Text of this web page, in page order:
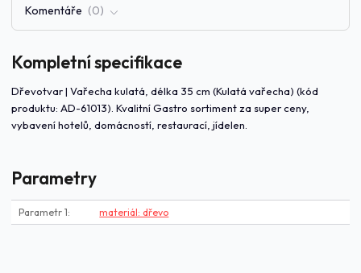
Komentáře 0
Kompletní specifikace
Dřevotvar | Vařecha kulatá, délka 35 cm (Kulatá vařecha) (kód
produktu: AD-61013). Kvalitní Gastro sortiment za super ceny,
vybavení hotelů, domácností, restaurací, jídelen.
Parametry
Parametr 1 materiál: dřevo